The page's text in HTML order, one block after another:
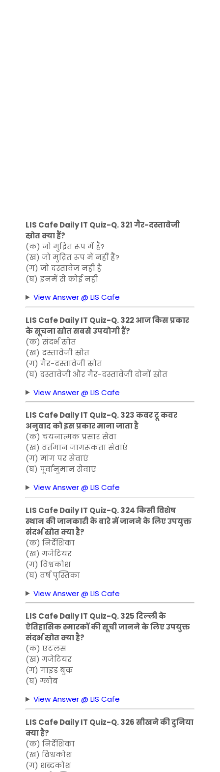
LIS Cafe Daily IT Quiz-Q. 321 गैर-दस्तावेजी
स्रोत क्या हैं?
(क) जो मुद्रित रूप में हैं?
(ख) जो मुद्रित रूप में नहीं हैं?
(ग) जो दस्तावेज नहीं हैं
(घ) इनमें से कोई नहीं
View Answer @ LIS Cafe
LIS Cafe Daily IT Quiz-Q. 322 आज किस प्रकार
के सूचना स्रोत सबसे उपयोगी हैं?
(क) संदर्भ स्रोत
(ख) दस्तावेजी स्रोत
(ग) गैर-दस्तावेजी स्रोत
(घ) दस्तावेजी और गैर-दस्तावेजी दोनों स्रोत
View Answer @ LIS Cafe
LIS Cafe Daily IT Quiz-Q. 323 कवर टू कवर
अनुवाद को इस प्रकार माना जाता है
(क) चयनात्मक प्रसार सेवा
(ख) वर्तमान जागरूकता सेवाएं
(ग) मांग पर सेवाएं
(घ) पूर्वानुमान सेवाएं
View Answer @ LIS Cafe
LIS Cafe Daily IT Quiz-Q. 324 किसी विशेष
स्थान की जानकारी के बारे में जानने के लिए उपयुक्त
संदर्भ स्रोत क्या है?
(क) निर्देशिका
(ख) गजेटियर
(ग) विश्वकोश
(घ) वर्ष पुस्तिका
View Answer @ LIS Cafe
LIS Cafe Daily IT Quiz-Q. 325 दिल्ली के
ऐतिहासिक स्मारकों की सूची जानने के लिए उपयुक्त
संदर्भ स्रोत क्या है?
(क) एटलस
(ख) गजेटियर
(ग) गाइड बुक
(घ) ग्लोब
View Answer @ LIS Cafe
LIS Cafe Daily IT Quiz-Q. 326 सीखने की दुनिया
क्या है?
(क) निर्देशिका
(ख) विश्वकोश
(ग) शब्दकोश